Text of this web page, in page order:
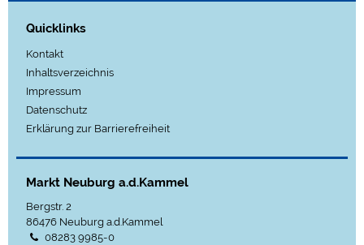
Quicklinks
Kontakt
Inhaltsverzeichnis
Impressum
Datenschutz
Erklärung zur Barrierefreiheit
Markt Neuburg a.d.Kammel
Bergstr. 2
86476 Neuburg a.d.Kammel
08283 9985-0